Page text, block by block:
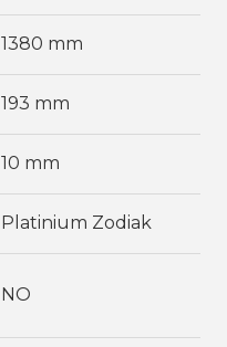
1380 mm
193 mm
10 mm
Platinium Zodiak
NO